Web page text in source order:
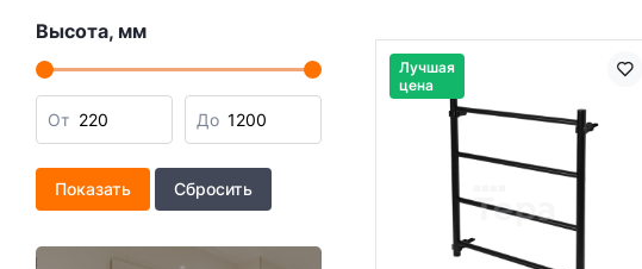
Высота, мм
От До
Лучшая
цена